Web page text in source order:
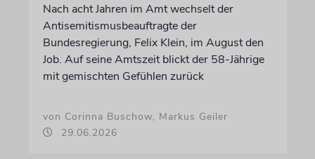
Nach acht Jahren im Amt wechselt der
Antisemitismusbeauftragte der
Bundesregierung, Felix Klein, im August den
Job. Auf seine Amtszeit blickt der 58-Jährige
mit gemischten Gefühlen zurück
von Corinna Buschow, Markus Geiler
29.06.2026